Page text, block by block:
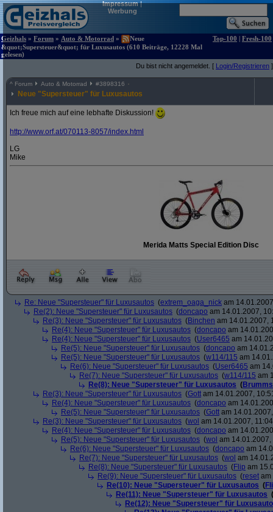
Impressum|
Werbung
Geizhals » Forum » Auto & Motorrad »
Neue
&quot;Supersteuer&quot; für Luxusautos (610 Beiträge, 12228 Mal
gelesen)
Top-100 | Fresh-100
Du bist nicht angemeldet. [ Login/Registrieren ]
^ Forum Auto & Motorrad #3898316
Neue "Supersteuer" für Luxusautos
Ich freue mich auf eine lebhafte Diskussion!
http://www.orf.at/070113-8057/index.html
LG
Mike
Merida Matts Special Edition Disc
Re: Neue "Supersteuer" für Luxusautos (extrem_oaga_nick am
Re(2): Neue "Supersteuer" für Luxusautos (doncapo am 14.01.2007,
Re(3): Neue "Supersteuer" für Luxusautos (Binchen am 14.01.2007,
Re(4): Neue "Supersteuer" für Luxusautos (doncapo am
Re(4): Neue "Supersteuer" für Luxusautos (User6465 am
Re(5): Neue "Supersteuer" für Luxusautos (doncapo am
Re(5): Neue "Supersteuer" für Luxusautos (w114/115 am
Re(6): Neue "Supersteuer" für Luxusautos (User6465 am
Re(7): Neue "Supersteuer" für Luxusautos (w114/115 am
Re(8): Neue "Supersteuer" für Luxusautos (
Re(3): Neue "Supersteuer" für Luxusautos (Gott am 14.01.2007,
Re(4): Neue "Supersteuer" für Luxusautos (doncapo am
Re(5): Neue "Supersteuer" für Luxusautos (Gott am
Re(3): Neue "Supersteuer" für Luxusautos (wol am 14.01.2007,
Re(4): Neue "Supersteuer" für Luxusautos (doncapo am
Re(5): Neue "Supersteuer" für Luxusautos (wol am 14.01.2007,
Re(6): Neue "Supersteuer" für Luxusautos (doncapo am
Re(7): Neue "Supersteuer" für Luxusautos (wol am
Re(8): Neue "Supersteuer" für Luxusautos (Flip am
Re(9): Neue "Supersteuer" für Luxusautos (reset am
Re(10): Neue "Supersteuer" für Luxusautos (
Re(11): Neue "Supersteuer" für Luxusautos (
Re(12): Neue "Supersteuer" für